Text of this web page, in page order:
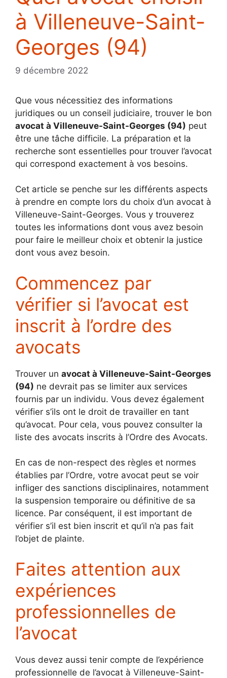
à Villeneuve-Saint-
Georges (94)
9 décembre 2022
Que vous nécessitiez des informations
juridiques ou un conseil judiciaire, trouver le bon
avocat à Villeneuve-Saint-Georges (94) peut
être une tâche difficile. La préparation et la
recherche sont essentielles pour trouver l’avocat
qui correspond exactement à vos besoins.
Cet article se penche sur les différents aspects
à prendre en compte lors du choix d’un avocat à
Villeneuve-Saint-Georges. Vous y trouverez
toutes les informations dont vous avez besoin
pour faire le meilleur choix et obtenir la justice
dont vous avez besoin.
Commencez par
vérifier si l’avocat est
inscrit à l’ordre des
avocats
Trouver un avocat à Villeneuve-Saint-Georges
(94) ne devrait pas se limiter aux services
fournis par un individu. Vous devez également
vérifier s’ils ont le droit de travailler en tant
qu’avocat. Pour cela, vous pouvez consulter la
liste des avocats inscrits à l’Ordre des Avocats.
En cas de non-respect des règles et normes
établies par l’Ordre, votre avocat peut se voir
infliger des sanctions disciplinaires, notamment
la suspension temporaire ou définitive de sa
licence. Par conséquent, il est important de
vérifier s’il est bien inscrit et qu’il n’a pas fait
l’objet de plainte.
Faites attention aux
expériences
professionnelles de
l’avocat
Vous devez aussi tenir compte de l’expérience
professionnelle de l’avocat à Villeneuve-Saint-